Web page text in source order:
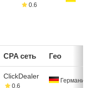
0.6
CPA сеть Гео
ClickDealer
0.6
Германия